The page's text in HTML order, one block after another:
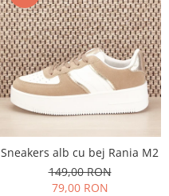
Sneakers alb cu bej Rania M2
149,00 RON
79,00 RON